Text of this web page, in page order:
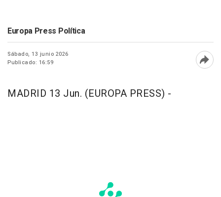
Europa Press Política
Sábado, 13 junio 2026
Publicado: 16:59
MADRID 13 Jun. (EUROPA PRESS) -